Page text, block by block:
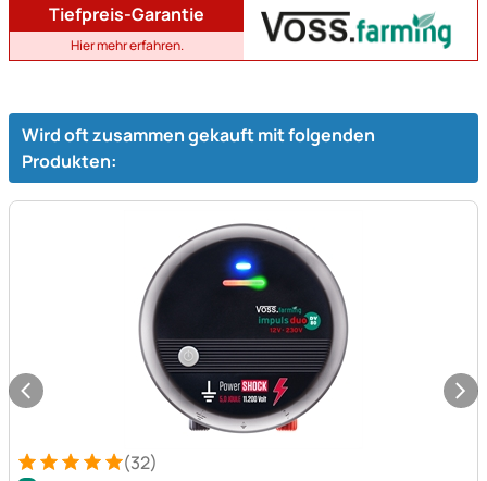
Tiefpreis-Garantie
Hier mehr erfahren.
Wird oft zusammen gekauft mit folgenden
Produkten:
Bewertung: 5 von 5 (32 Bewertungen)
32 Bewertungen
(32)